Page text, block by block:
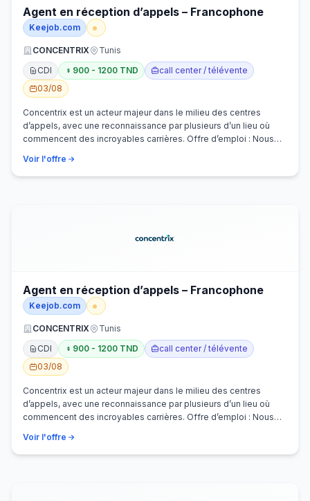
Agent en réception d’appels – Francophone
Keejob.com
CONCENTRIX
Tunis
CDI
900 - 1200 TND
call center / télévente
03/08
Concentrix est un acteur majeur dans le milieu des centres
d’appels, avec une reconnaissance par plusieurs d’un lieu où
commencent des incroyables carrières. Offre d’emploi : Nous
Voir l'offre
Agent en réception d’appels – Francophone
Keejob.com
CONCENTRIX
Tunis
CDI
900 - 1200 TND
call center / télévente
03/08
Concentrix est un acteur majeur dans le milieu des centres
d’appels, avec une reconnaissance par plusieurs d’un lieu où
commencent des incroyables carrières. Offre d’emploi : Nous
Voir l'offre